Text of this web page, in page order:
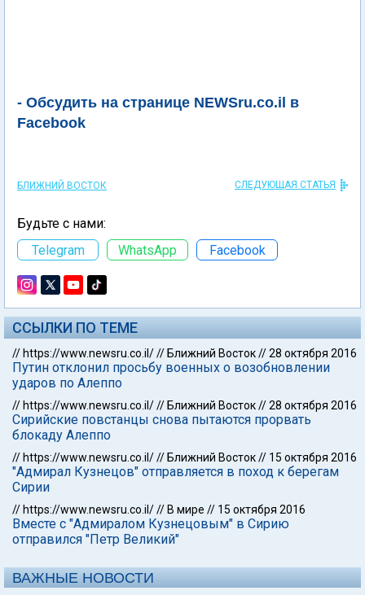
- Обсудить на странице NEWSru.co.il в
Facebook
БЛИЖНИЙ ВОСТОК СЛЕДУЮЩАЯ СТАТЬЯ
Будьте с нами:
Telegram
WhatsApp Facebook
ССЫЛКИ ПО ТЕМЕ
// https://www.newsru.co.il/// Ближний Восток//28 октября 2016
Путин отклонил просьбу военных о возобновлении
ударов по Алеппо
// https://www.newsru.co.il/// Ближний Восток//28 октября 2016
Сирийские повстанцы снова пытаются прорвать
блокаду Алеппо
// https://www.newsru.co.il/// Ближний Восток// 15 октября 2016
"Адмирал Кузнецов" отправляется в поход к берегам
Сирии
// https://www.newsru.co.il/// В мире // 15 октября 2016
Вместе с "Адмиралом Кузнецовым" в Сирию
отправился "Петр Великий"
ВАЖНЫЕ НОВОСТИ